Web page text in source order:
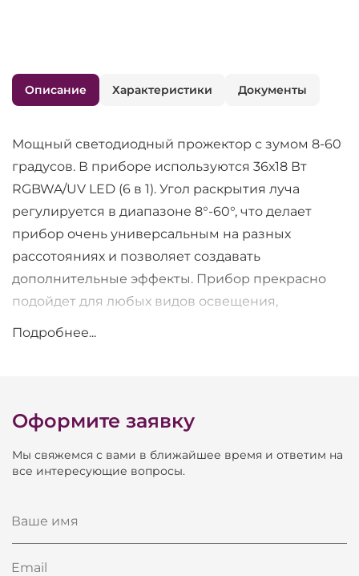
Описание Характеристики Документы
Мощный светодиодный прожектор с зумом 8-60
градусов. В приборе используются 36х18 Вт
RGBWA/UV LED (6 в 1). Угол раскрытия луча
регулируется в диапазоне 8°-60°, что делает
прибор очень универсальным на разных
рассотояниях и позволяет создавать
дополнительные эффекты. Прибор прекрасно
подойдет для любых видов освещения,
фронтального, диагонального, прострельного
Подробнее...
Оформите заявку
Мы свяжемся с вами в ближайшее время и ответим на
все интересующие вопросы.
Ваше имя
Email